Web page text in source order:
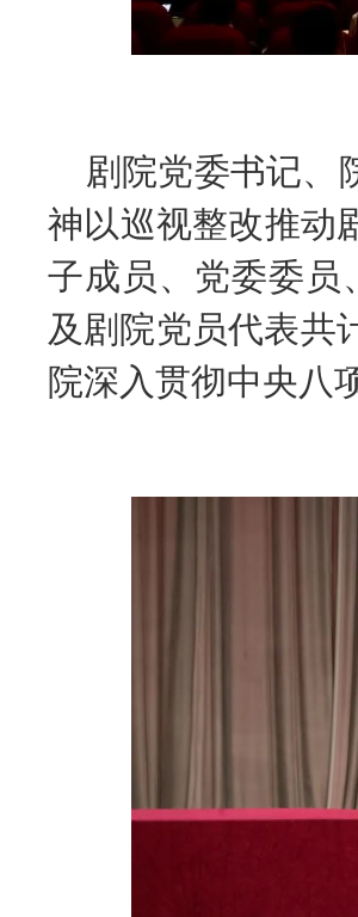
剧院党委书记、
神以巡视整改推动
子成员、党委委员
及剧院党员代表共
院深入贯彻中央八